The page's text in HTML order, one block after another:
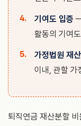
기여도 입증
활동의 기여
가정법원 재
이내, 관할 가
퇴직연금 재산분할